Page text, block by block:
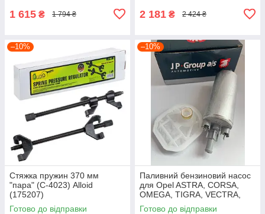
1 615 ₴ 1 794 ₴ 2 181 ₴ 2 424 ₴
–10%
Стяжка пружин 370 мм
"пара" (С-4023) Alloid
(175207)
Готово до відправки
–10%
Паливний бензиновий насос
для Opel ASTRA, CORSA,
OMEGA, TIGRA, VECTRA,
ZAFIRA
Готово до відправки